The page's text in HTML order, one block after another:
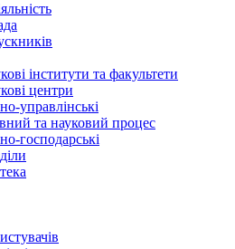
інститути та факультети
центри
управлінські
та науковий процес
господарські